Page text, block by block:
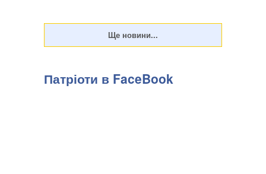
Патріоти в FaceBook